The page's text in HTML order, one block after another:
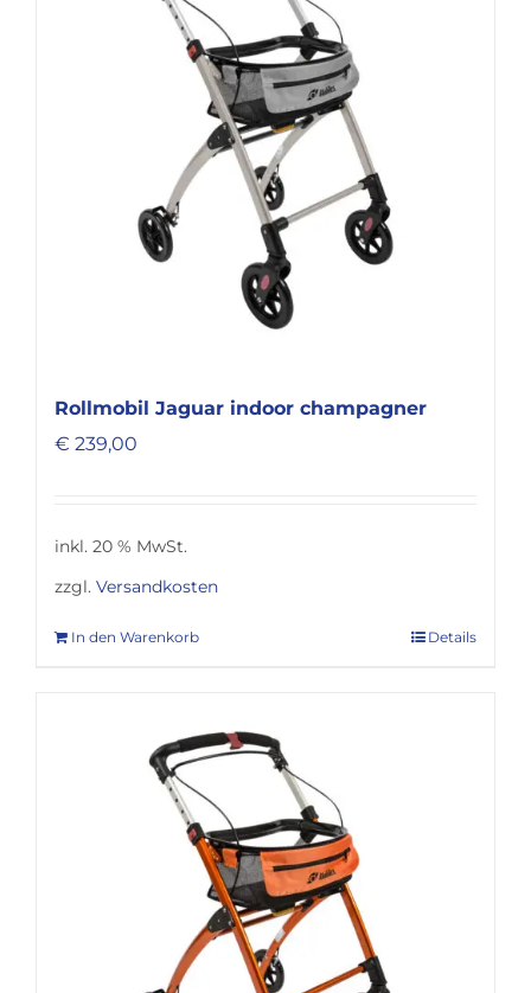
Rollmobil Jaguar indoor champagner
€ 239,00
inkl. 20 % MwSt.
zzgl. Versandkosten
In den Warenkorb Details